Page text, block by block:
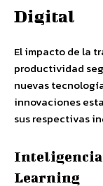
Digital
El impacto de la
productividad
nuevas
innovaciones
sus respectivas
Learning